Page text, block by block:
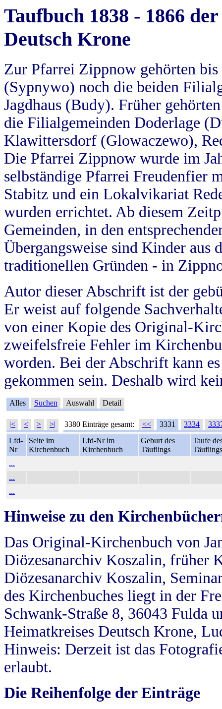
Taufbuch 1838 - 1866
Deutsch Krone
Zur Pfarrei Zippnow gehörten
(Sypnywo) noch die beiden
Jagdhaus (Budy). Früher
die Filialgemeinden Doderlage
Klawittersdorf (Glowaczewo),
Die Pfarrei Zippnow wurde im
selbständige Pfarrei Freudenfier
Stabitz und ein Lokalvikariat
wurden errichtet. Ab diesem
Gemeinden, in den
Übergangsweise sind Kinder aus
traditionellen Gründen - in
Autor dieser Abschrift ist der
Er weist auf folgende
von einer Kopie des Original-
zweifelsfreie Fehler im
worden. Bei der Abschrift kann
gekommen sein. Deshalb wird
Alles Suchen Auswahl Detail
|< < > >| 3380 Einträge gesamt: << 3331 3334
Lfd-
Nr
Seite im
Kirchenbuch
Lfd-Nr im
Kirchenbuch
Geburt des
Täuflings
Taufe
Täuflings
...
...
...
Hinweise zu den
Das Original-Kirchenbuch von
Diözesanarchiv Koszalin, früher
Diözesanarchiv Koszalin,
des Kirchenbuches liegt in der
Schwank-Straße 8, 36043 Fulda
Heimatkreises Deutsch Krone,
Hinweis: Derzeit ist das
erlaubt.
Die Reihenfolge der Einträge